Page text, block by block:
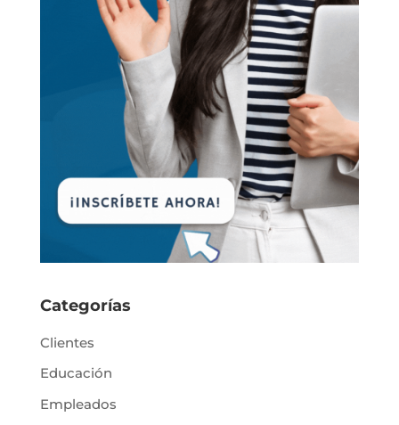
Categorías
Clientes
Educación
Empleados